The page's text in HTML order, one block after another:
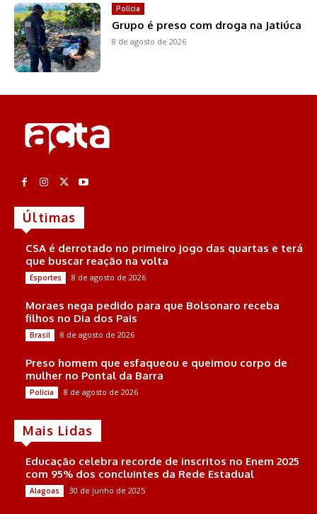
Polícia
Grupo é preso com droga na Jatiúca
8 de agosto de 2026
Últimas
CSA é derrotado no primeiro jogo das quartas e terá
que buscar reação na volta
Esportes 8 de agosto de 2026
Moraes nega pedido para que Bolsonaro receba
filhos no Dia dos Pais
Brasil 8 de agosto de 2026
Preso homem que esfaqueou e queimou corpo de
mulher no Pontal da Barra
Polícia 8 de agosto de 2026
Mais Lidas
Educação celebra recorde de inscritos no Enem 2025
com 95% dos concluintes da Rede Estadual
Alagoas 30 de junho de 2025